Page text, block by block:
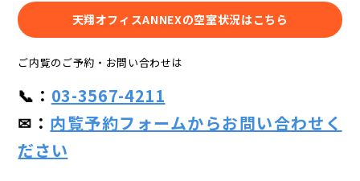
天翔オフィスANNEXの空室状況はこちら
ご内覧のご予約・お問い合わせは
📞： 03-3567-4211
✉： 内覧予約フォームからお問い合わせく
ださい